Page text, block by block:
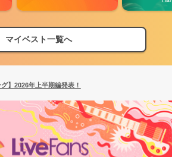
マイベスト一覧へ
】2026年上半期編発表！
ス情報はここから！
】2026年上半期編発表！